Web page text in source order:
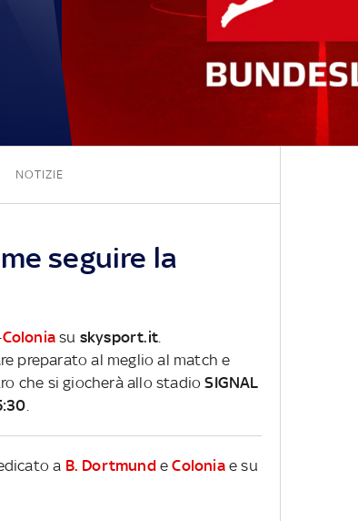
NOTIZIE
seguire la
Colonia su skysport.it
preparato al meglio al match e
che si giocherà allo stadioSIGNAL
a B. DortmundeColoniae su